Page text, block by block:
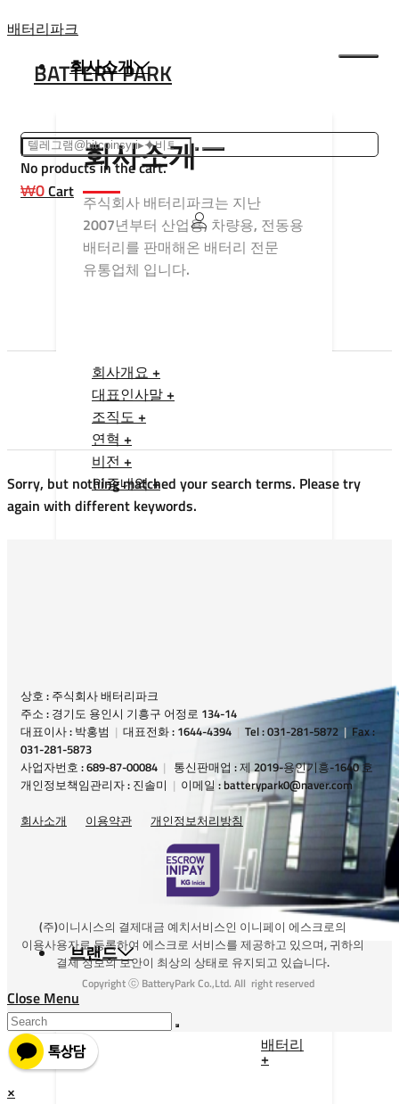
Skip
content
배터리파크
BATTERY PARK
회사소개
회사소개
주식회사 배터리파크는 지난
2007년부터 산업용, 차량용, 전동용
배터리를 판매해온 배터리 전문
유통업체 입니다.
회사개요 +
대표인사말 +
조직도 +
연혁 +
비전 +
인증내역 +
브랜드
배터리
+
No products in the cart.
₩0Cart
Sorry, but nothing matched your search terms. Please try
again with different keywords.
상호 : 주식회사 배터리파크
주소 : 경기도 용인시 기흥구 어정로 134-14
대표이사 : 박홍범 | 대표전화 : 1644-4394 Tel : 031-281-5872 | Fax :
031-281-5873
사업자번호 : 689-87-00084 | 통신판매업 : 제 2019-용인기흥-1640 호
개인정보책임관리자 : 진솔미 | 이메일 : batterypark0@naver.com
회사소개 이용약관 개인정보처리방침
(주)이니시스의 결제대금 예치서비스인 이니페이 에스크로의
이용사용자로 등록하여 에스크로 서비스를 제공하고 있으며, 귀하의
결제 정보의 보안이 최상의 상태로 유지되고 있습니다.
Copyright ⓒ BatteryPark Co.,Ltd. All right reserved
Close Menu
×